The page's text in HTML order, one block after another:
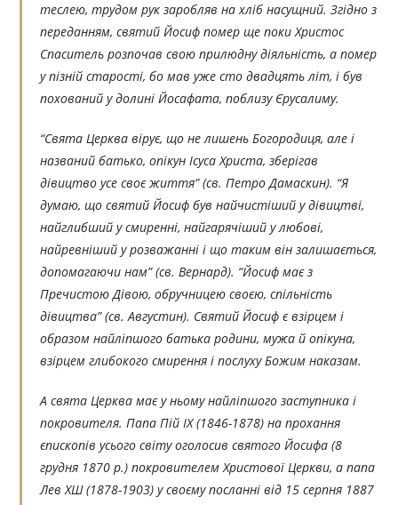
теслею, трудом рук заробляв на хліб насущний. Згідно з
переданням, святий Йосиф помер ще поки Христос
Спаситель розпочав свою прилюдну діяльність, а помер
у пізній старості, бо мав уже сто двадцять літ, і був
похований у долині Йосафата, поблизу Єрусалиму.
“Свята Церква вірує, що не лишень Богородиця, але і
названий батько, опікун Ісуса Христа, зберігав
дівицтво усе своє життя” (св. Петро Дамаскин). “Я
думаю, що святий Йосиф був найчистіший у дівицтві,
найглибший у смиренні, найгарячіший у любові,
найревніший у розважанні і що таким він залишається,
допомагаючи нам” (св. Вернард). “Йосиф має з
Пречистою Дівою, обручницею своєю, спільність
дівицтва” (св. Августин). Святий Йосиф є взірцем і
образом найліпшого батька родини, мужа й опікуна,
взірцем глибокого смирення і послуху Божим наказам.
А свята Церква має у ньому найліпшого заступника і
покровителя. Папа Пій IX (1846-1878) на прохання
єпископів усього світу оголосив святого Йосифа (8
грудня 1870 р.) покровителем Христової Церкви, а папа
Лев ХШ (1878-1903) у своєму посланні від 15 серпня 1887